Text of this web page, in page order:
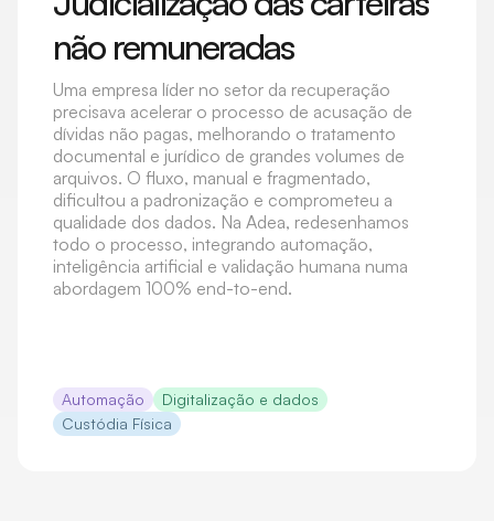
não remuneradas
Uma empresa líder no setor da recuperação
precisava acelerar o processo de acusação de
dívidas não pagas, melhorando o tratamento
documental e jurídico de grandes volumes de
arquivos. O fluxo, manual e fragmentado,
dificultou a padronização e comprometeu a
qualidade dos dados. Na Adea, redesenhamos
todo o processo, integrando automação,
inteligência artificial e validação humana numa
abordagem 100% end-to-end.
Automação
Digitalização e dados
Custódia Física